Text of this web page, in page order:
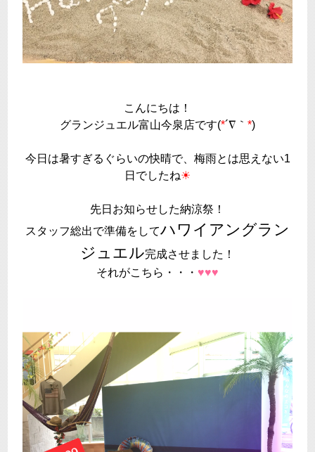
こんにちは！
グランジュエル富山今泉店です(*´∇｀ *)
今日は暑すぎるぐらいの快晴で、梅雨とは思えない1
日でしたね☀
先日お知らせした納涼祭！
スタッフ総出で準備をしてハワイアングラン
ジュエル完成させました！
それがこちら・・・ ♥♥♥